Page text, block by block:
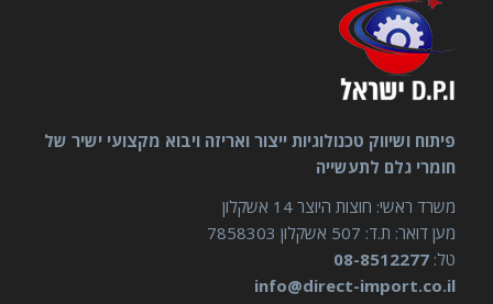
פיתוח ושיווק טכנולוגיות ייצור ואריזה ויבוא מקצועי ישיר של
חומרי גלם לתעשייה
משרד ראשי: חוצות היוצר 14 אשקלון
מען דואר: ת.ד: 507 אשקלון 7858303
טל: 08-8512277
info@direct-import.co.il